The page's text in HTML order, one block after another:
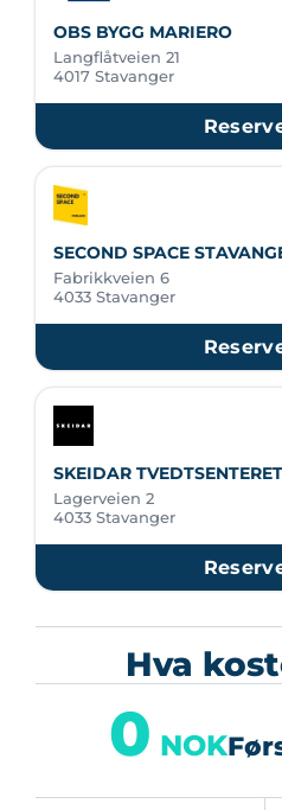
OBS BYGG MARIERO
Langflåtveien 21
4017 Stavanger
SECOND SPACE
Fabrikkveien 6
4033 Stavanger
SKEIDAR TVEDTSENTERET
Lagerveien 2
4033 Stavanger
Hva
0 NOK